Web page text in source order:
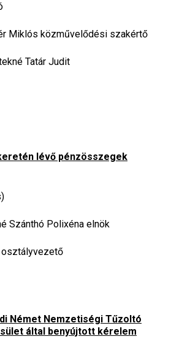
szakértő
Judit
lévő pénzösszegek
Szánthó Polixéna elnök
osztályvezető
Német Nemzetiségi Tűzoltó
által benyújtott kérelem